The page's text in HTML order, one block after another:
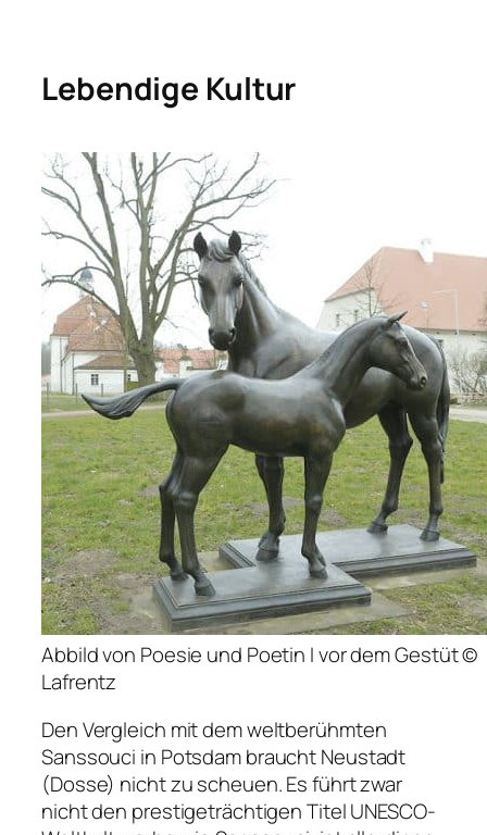
Lebendige Kultur
Abbild von Poesie und Poetin I vor dem Gestüt ©
Lafrentz
Den Vergleich mit dem weltberühmten
Sanssouci in Potsdam braucht Neustadt
(Dosse) nicht zu scheuen. Es führt zwar
nicht den prestigeträchtigen Titel UNESCO­